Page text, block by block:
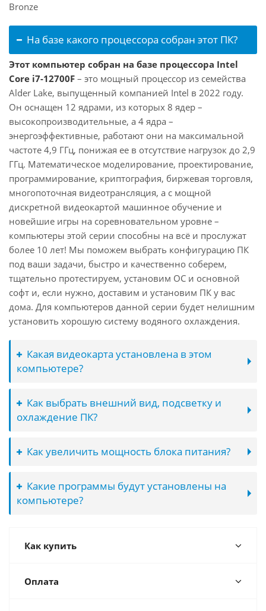
Bronze
На базе какого процессора собран этот ПК?
Этот компьютер собран на базе процессора Intel
Core i7-12700F – это мощный процессор из семейства
Alder Lake, выпущенный компанией Intel в 2022 году.
Он оснащен 12 ядрами, из которых 8 ядер –
высокопроизводительные, а 4 ядра –
энергоэффективные, работают они на максимальной
частоте 4,9 ГГц, понижая ее в отсутствие нагрузок до 2,9
ГГц. Математическое моделирование, проектирование,
программирование, криптография, биржевая торговля,
многопоточная видеотрансляция, а с мощной
дискретной видеокартой машинное обучение и
новейшие игры на соревновательном уровне –
компьютеры этой серии способны на всё и прослужат
более 10 лет! Мы поможем выбрать конфигурацию ПК
под ваши задачи, быстро и качественно соберем,
тщательно протестируем, установим ОС и основной
софт и, если нужно, доставим и установим ПК у вас
дома. Для компьютеров данной серии будет нелишним
установить хорошую систему водяного охлаждения.
Какая видеокарта установлена в этом
компьютере?
Как выбрать внешний вид, подсветку и
охлаждение ПК?
Как увеличить мощность блока питания?
Какие программы будут установлены на
компьютере?
Как купить
Оплата